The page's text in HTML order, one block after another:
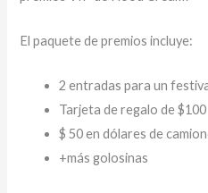
El paquete de premios incluye:
2 entradas para un
Tarjeta de regalo de $100
$ 50 en dólares de
+más golosinas